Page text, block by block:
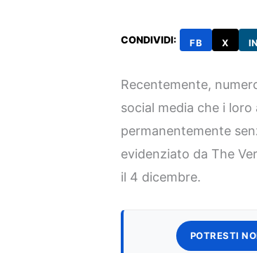
CONDIVIDI: FB X IN
Recentemente,
social media che i
permanentemente
evidenziato da The
il 4 dicembre.
POTRESTI